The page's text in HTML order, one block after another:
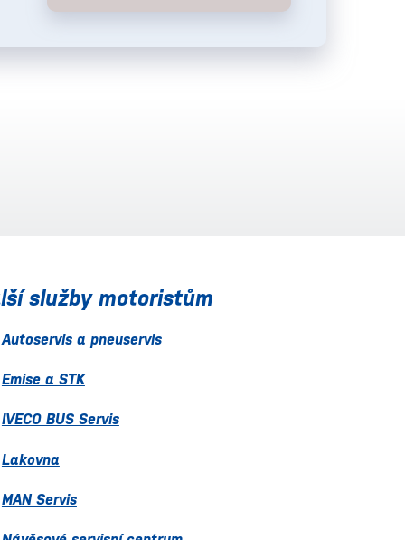
služby motoristům
Autoservis a pneuservis
Emise a STK
IVECO BUS Servis
Lakovna
MAN Servis